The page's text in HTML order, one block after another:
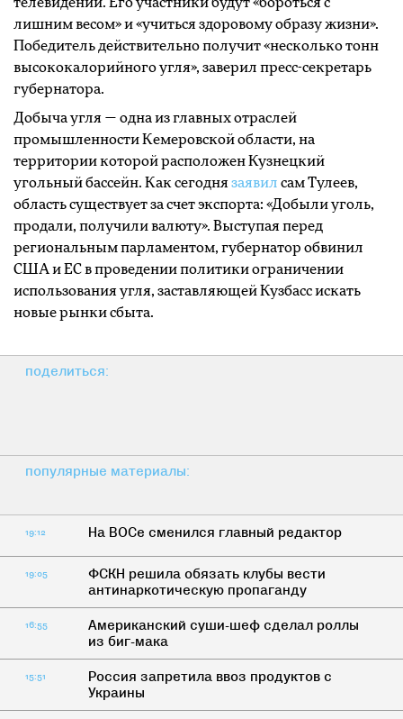
лишним весом» и «учиться здоровому образу жизни».
Победитель действительно получит «несколько тонн
высококалорийного угля», заверил пресс-секретарь
губернатора.
Добыча угля — одна из главных отраслей
промышленности Кемеровской области, на
территории которой расположен Кузнецкий
угольный бассейн. Как сегоднязаявил сам Тулеев,
область существует за счет экспорта: «Добыли уголь,
продали, получили валюту». Выступая перед
региональным парламентом, губернатор обвинил
США и ЕС в проведении политики ограничении
использования угля, заставляющей Кузбасс искать
новые рынки сбыта.
поделиться:
популярные материалы:
19:12 На ВОСе сменился главный редактор
19:05
ФСКН решила обязать клубы вести
антинаркотическую пропаганду
16:55
Американский суши-шеф сделал роллы
из биг-мака
15:51
Россия запретила ввоз продуктов с
Украины